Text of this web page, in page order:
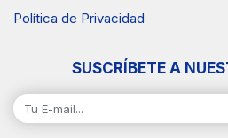
Política de Privacidad
SUSCRÍBETE A